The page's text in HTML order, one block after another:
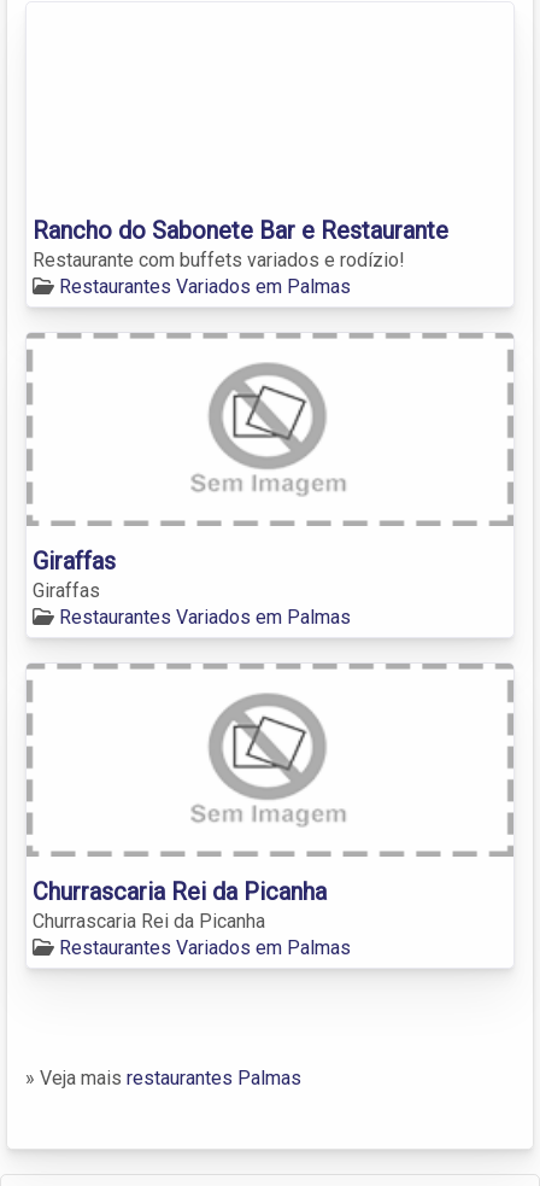
Rancho do Sabonete Bar e Restaurante
Restaurante com buffets variados e rodízio!
Restaurantes Variados em Palmas
Giraffas
Giraffas
Restaurantes Variados em Palmas
Churrascaria Rei da Picanha
Churrascaria Rei da Picanha
Restaurantes Variados em Palmas
» Veja mais restaurantes Palmas